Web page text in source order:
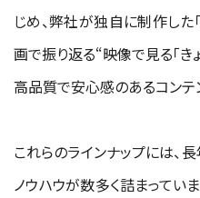
じめ、弊社が独自に制作した
画で振り返る“映像で見る「き
高品質で安心感のあるコンテ
これらのラインナップには、
ノウハウが数多く詰まってい